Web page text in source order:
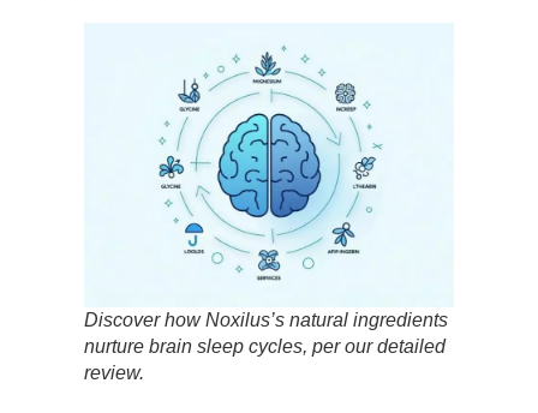
Discover how Noxilus’s natural ingredients
nurture brain sleep cycles, per our detailed
review.